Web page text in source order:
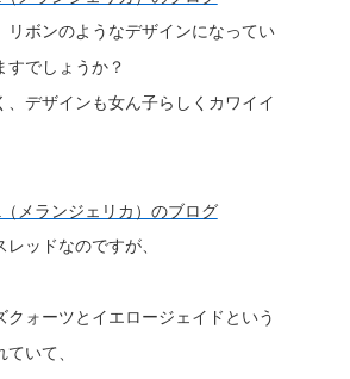
リボンのようなデザインになってい
すでしょうか？
、デザインも女ん子らしくカワイイ
ッドなのですが、
クォーツとイエロージェイドという
いて、